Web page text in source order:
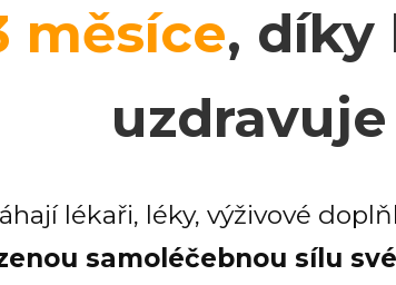
měsíce, díky
lékaři, léky, výživové
samoléčebnou sílu